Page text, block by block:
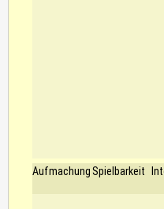
Aufmachung Spielbarkeit